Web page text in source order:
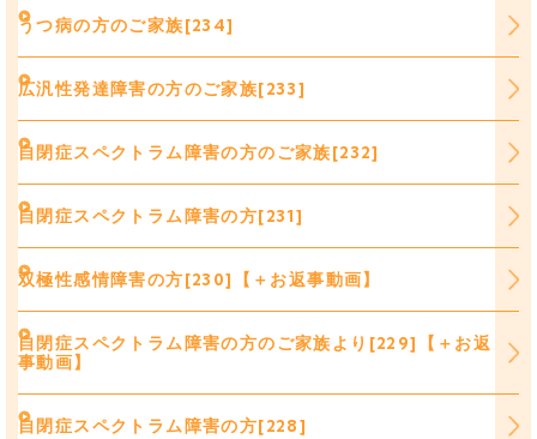
うつ病の方のご家族[234]
広汎性発達障害の方のご家族[233]
自閉症スペクトラム障害の方のご家族[232]
自閉症スペクトラム障害の方[231]
双極性感情障害の方[230]【＋お返事動画】
自閉症スペクトラム障害の方のご家族より[229]【＋お返
事動画】
自閉症スペクトラム障害の方[228]